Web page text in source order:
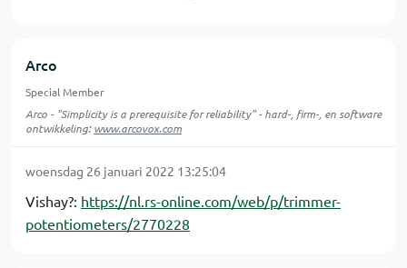
Arco
Special Member
Arco - "Simplicity is a prerequisite for reliability" - hard-, firm-, en software
ontwikkeling:www.arcovox.com
woensdag 26 januari 2022 13:25:04
Vishay?: https://nl.rs-online.com/web/p/trimmer-
potentiometers/2770228